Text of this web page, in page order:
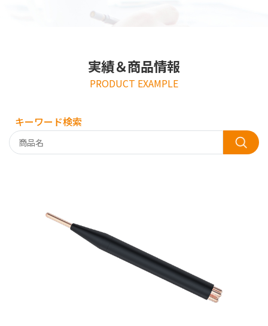
実績＆商品情報
PRODUCT EXAMPLE
キーワード検索